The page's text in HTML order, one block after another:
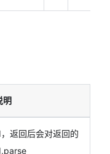
明
返回后会对返回的